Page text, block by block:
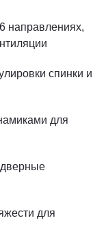
направлениях,
спинки и
для
дверные
для